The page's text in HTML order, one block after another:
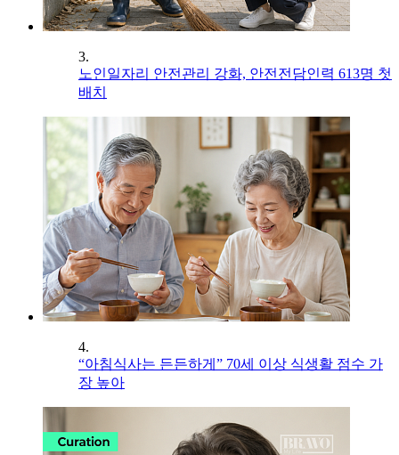
3.
노인일자리 안전관리 강화, 안전전담인력 613명 첫
배치
4.
“아침식사는 든든하게” 70세 이상 식생활 점수 가
장 높아